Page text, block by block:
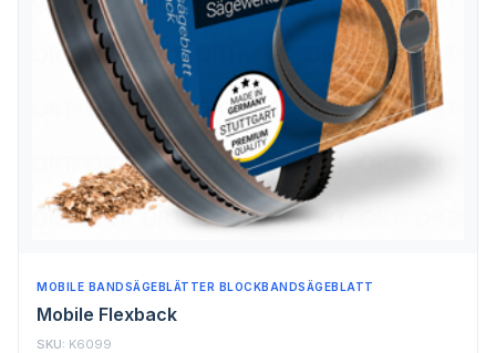
MOBILE BANDSÄGEBLÄTTER BLOCKBANDSÄGEBLATT
Mobile Flexback
SKU: K6099